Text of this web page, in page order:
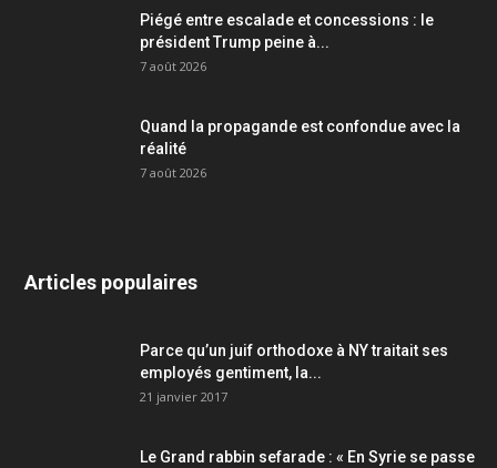
Piégé entre escalade et concessions : le
président Trump peine à...
7 août 2026
Quand la propagande est confondue avec la
réalité
7 août 2026
Articles populaires
Parce qu’un juif orthodoxe à NY traitait ses
employés gentiment, la...
21 janvier 2017
Le Grand rabbin sefarade : « En Syrie se passe